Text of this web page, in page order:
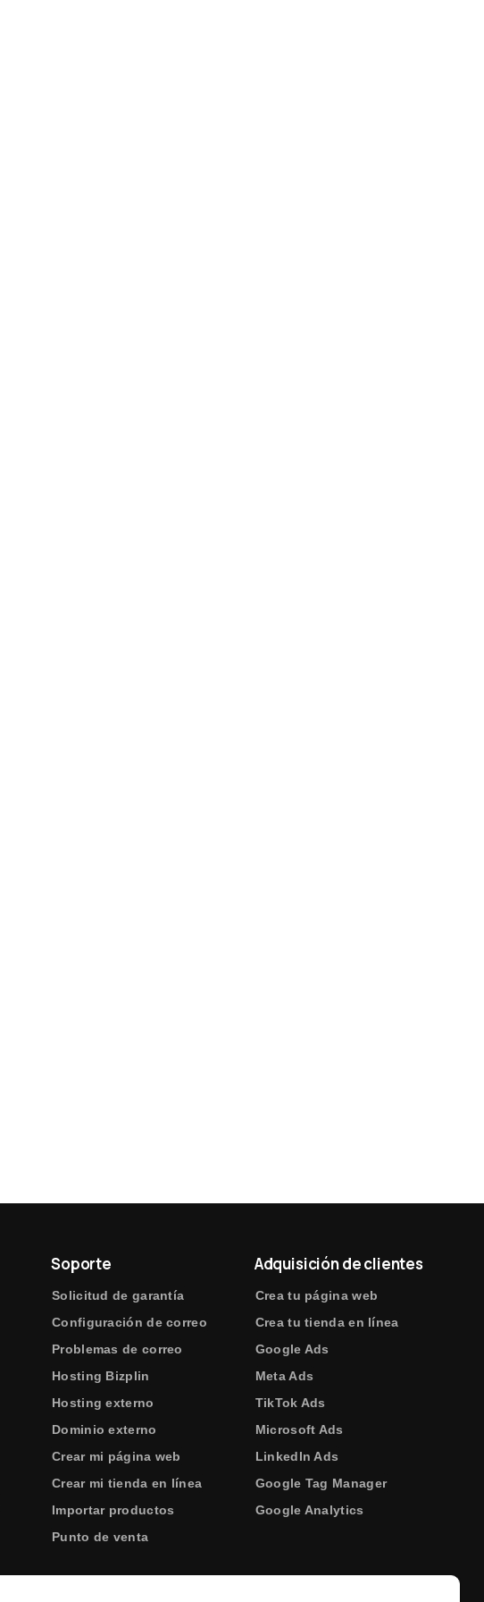
Soporte
Solicitud de garantía
Configuración de correo
Problemas de correo
Hosting Bizplin
Hosting externo
Dominio externo
Crear mi página web
Crear mi tienda en línea
Importar productos
Punto de venta
Adquisición de clientes
Crea tu página web
Crea tu tienda en línea
Google Ads
Meta Ads
TikTok Ads
Microsoft Ads
LinkedIn Ads
Google Tag Manager
Google Analytics